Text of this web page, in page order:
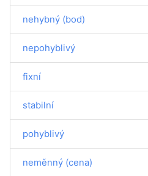
nehybný (bod)
nepohyblivý
fixní
stabilní
pohyblivý
neměnný (cena)